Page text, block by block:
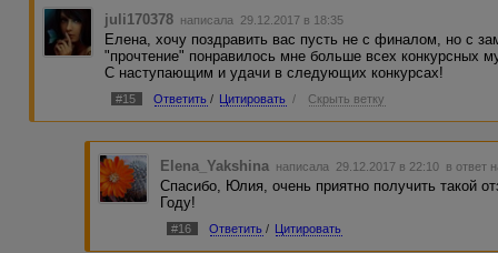
juli170378 написала 29.12.2017 в 18:35
Елена, хочу поздравить вас пусть не с финалом, но с
"прочтение" понравилось мне больше всех конкурсных
С наступающим и удачи в следующих конкурсах!
#15 Ответить / Цитировать / Скрыть ветку
Elena_Yakshina написала 29.12.2017 в 22:10 в ответ
Спасибо, Юлия, очень приятно получить такой
Году!
#16 Ответить / Цитировать